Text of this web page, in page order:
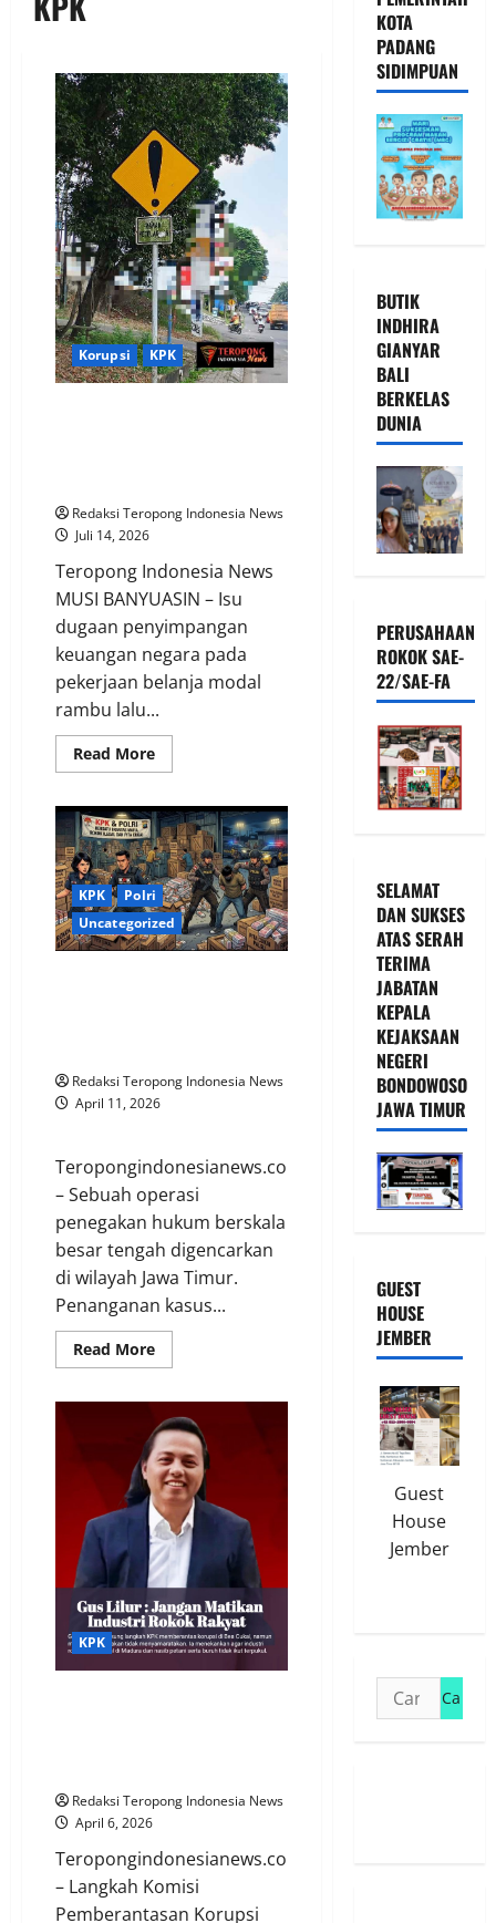
Korupsi KPK
Redaksi Teropong Indonesia News
Juli 14, 2026
Teropong Indonesia News
MUSI BANYUASIN – Isu
dugaan penyimpangan
keuangan negara pada
pekerjaan belanja modal
rambu lalu...
Read MoreRead
more
Korupsi
Rambu
Tidak
Bersuar
Senilai
Rp766
Juta
Semakin
Menghilang,
Mantan
KPK
Polri
Uncategorized
Redaksi Teropong Indonesia News
April 11, 2026
Teropongindonesianews.com
– Sebuah operasi
penegakan hukum berskala
besar tengah digencarkan
di wilayah Jawa Timur.
Penanganan kasus...
Read MoreRead
more
dan
Polri
Gempur
Mafia
Rokok
Jatim:
Usut
Praktik
‘Ternak
Pita
Cukai’
hingga
Sikat
Jaringan
Ilegal
KPK
Redaksi Teropong Indonesia News
April 6, 2026
Teropongindonesianews.com
– Langkah Komisi
Pemberantasan Korupsi
KOTA
PADANG
SIDIMPUAN
BUTIK
INDHIRA
GIANYAR
BALI
BERKELAS
DUNIA
PERUSAHAAN
ROKOK SAE-
22/SAE-FA
SELAMAT
DAN SUKSES
ATAS SERAH
TERIMA
JABATAN
KEPALA
KEJAKSAAN
NEGERI
BONDOWOSO
JAWA TIMUR
GUEST
HOUSE
JEMBER
Guest
House
Jember
Cari
untuk: